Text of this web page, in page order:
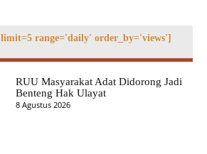
range='daily' order_by='views']
RUU Masyarakat Adat Didorong Jadi
Benteng Hak Ulayat
8 Agustus 2026